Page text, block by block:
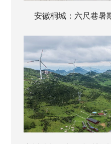
安徽桐城：六尺巷暑